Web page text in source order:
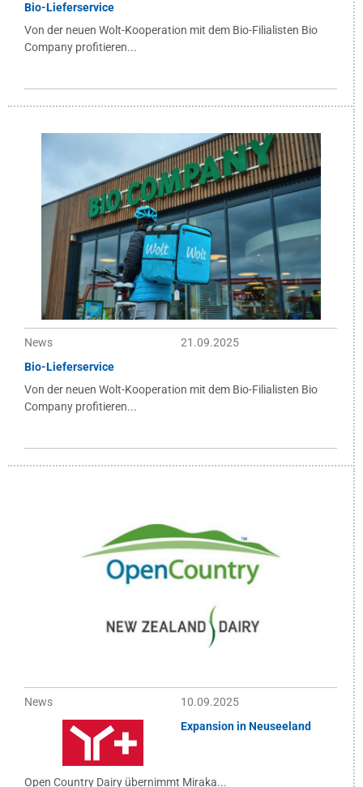
Bio-Lieferservice
Von der neuen Wolt-Kooperation mit dem Bio-Filialisten Bio
Company profitieren...
News
21.09.2025
Bio-Lieferservice
Von der neuen Wolt-Kooperation mit dem Bio-Filialisten Bio
Company profitieren...
News
10.09.2025
Expansion in Neuseeland
Open Country Dairy übernimmt Miraka...